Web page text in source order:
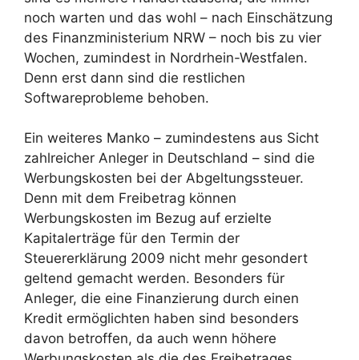
noch warten und das wohl – nach Einschätzung
des Finanzministerium NRW – noch bis zu vier
Wochen, zumindest in Nordrhein-Westfalen.
Denn erst dann sind die restlichen
Softwareprobleme behoben.
Ein weiteres Manko – zumindestens aus Sicht
zahlreicher Anleger in Deutschland – sind die
Werbungskosten bei der Abgeltungssteuer.
Denn mit dem Freibetrag können
Werbungskosten im Bezug auf erzielte
Kapitalerträge für den Termin der
Steuererklärung 2009 nicht mehr gesondert
geltend gemacht werden. Besonders für
Anleger, die eine Finanzierung durch einen
Kredit ermöglichten haben sind besonders
davon betroffen, da auch wenn höhere